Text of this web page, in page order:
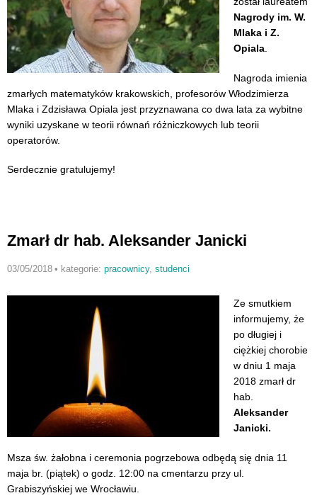
Nagrody im. W.
Mlaka i Z.
Opiala
Nagroda imienia
zmarłych matematyków krakowskich, profesorów Włodzimierza
Mlaka i Zdzisława Opiala jest przyznawana co dwa lata za wybitne
wyniki uzyskane w teorii równań różniczkowych lub teorii
operatorów.
Serdecznie gratulujemy!
Zmarł dr hab. Aleksander Janicki
03/05/2018 • kategorie: pracownicy, studenci
Ze smutkiem
informujemy, że
po długiej i
ciężkiej chorobie
w dniu 1 maja
2018 zmarł dr
hab.
Aleksander
Janicki.
Msza św. żałobna i ceremonia pogrzebowa odbędą się dnia 11
maja br. (piątek) o godz. 12:00 na cmentarzu przy ul.
Grabiszyńskiej we Wrocławiu.